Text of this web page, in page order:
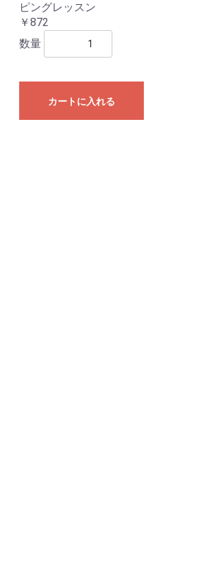
ピングレッスン
￥872
数量
カートに入れる